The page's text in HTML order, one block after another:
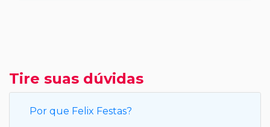
Tire suas dúvidas
Por que Felix Festas?